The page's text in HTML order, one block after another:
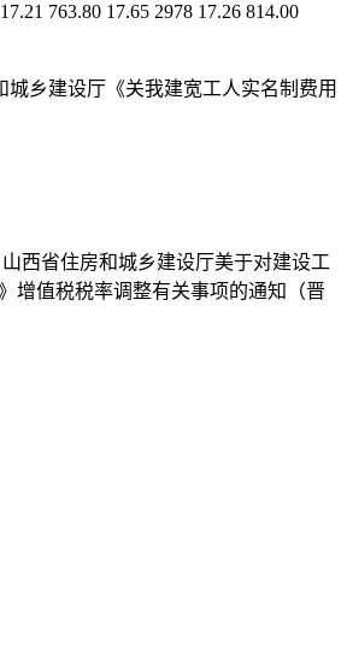
763.80 17.65 2978 17.26 814.00
乡建设厅《关我建宽工人实名制费用
西省住房和城乡建设厅美于对建设工
增值税税率调整有关事项的通知（晋